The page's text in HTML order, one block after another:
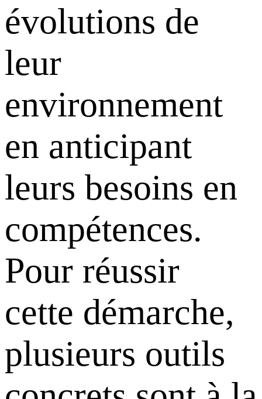
évolutions de
leur
environnement
en anticipant
leurs besoins en
compétences.
Pour réussir
cette démarche,
plusieurs outils